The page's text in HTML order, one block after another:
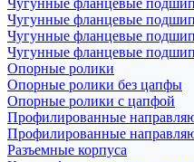
Чугунные фланцевые
Чугунные фланцевые
Чугунные фланцевые
Чугунные фланцевые
Опорные ролики
Опорные ролики без цапфы
Опорные ролики с цапфой
Профилированные
Профилированные
Разъемные корпуса